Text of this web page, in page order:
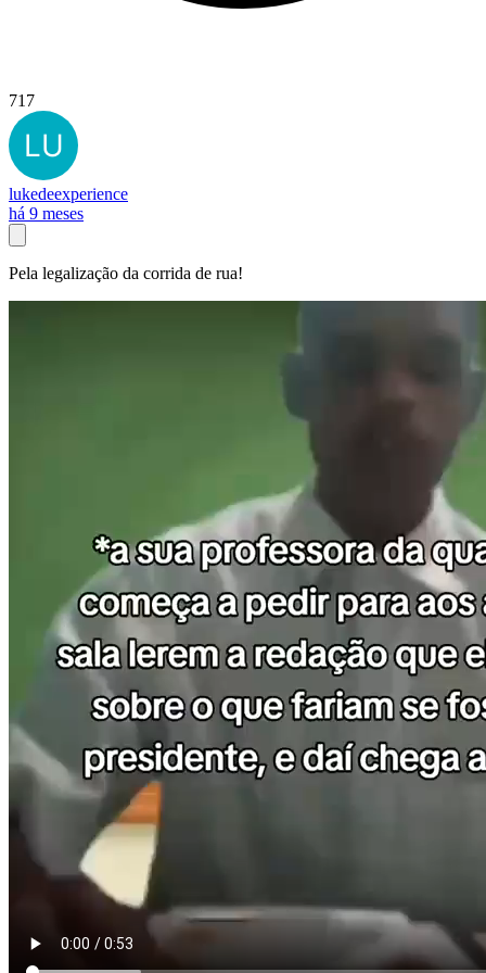
717
lukedeexperience
há 9 meses
Pela legalização da corrida de rua!